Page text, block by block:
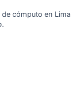
cómputo en Lima